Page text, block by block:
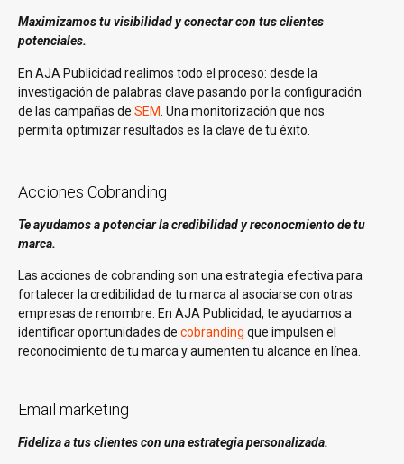
Maximizamos tu visibilidad y conectar con tus clientes
potenciales.
En AJA Publicidad realimos todo el proceso: desde la
investigación de palabras clave pasando por la configuración
de las campañas de SEM . Una monitorización que nos
permita optimizar resultados es la clave de tu éxito.
Acciones Cobranding
Te ayudamos a potenciar la credibilidad y reconocmiento de tu
marca.
Las acciones de cobranding son una estrategia efectiva para
fortalecer la credibilidad de tu marca al asociarse con otras
empresas de renombre. En AJA Publicidad, te ayudamos a
identificar oportunidades de cobranding que impulsen el
reconocimiento de tu marca y aumenten tu alcance en línea.
Email marketing
Fideliza a tus clientes con una estrategia personalizada.